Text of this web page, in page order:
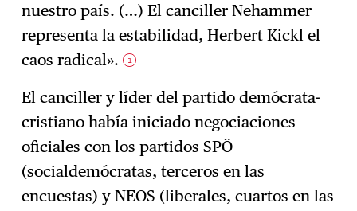
nuestro país. (…) El canciller Nehammer
representa la estabilidad, Herbert Kickl el
caos radical». 1
El canciller y líder del partido demócrata-
cristiano había iniciado negociaciones
oficiales con los partidos SPÖ
(socialdemócratas, terceros en las
encuestas) y NEOS (liberales, cuartos en las